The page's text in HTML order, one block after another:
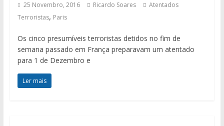
25 Novembro, 2016 Ricardo Soares
Atentados
Terroristas, Paris
Os cinco presumíveis terroristas detidos no fim de
semana passado em França preparavam um atentado
para 1 de Dezembro e
Ler mais